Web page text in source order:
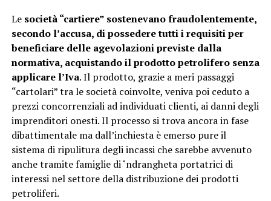
Lesocietà “cartiere” sostenevano fraudolentemente,
secondo l’accusa, di possedere tutti i requisiti per
beneficiare delle agevolazioni previste dalla
normativa, acquistando il prodotto petrolifero senza
applicare l’Iva. Il prodotto, grazie a meri passaggi
“cartolari” tra le società coinvolte, veniva poi ceduto a
prezzi concorrenziali ad individuati clienti, ai danni degli
imprenditori onesti. Il processo si trova ancora in fase
dibattimentale ma dall’inchiesta è emerso pure il
sistema di ripulitura degli incassi che sarebbe avvenuto
anche tramite famiglie di ‘ndrangheta portatrici di
interessi nel settore della distribuzione dei prodotti
petroliferi.